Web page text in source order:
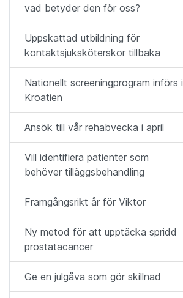
vad betyder den för oss?
Uppskattad utbildning för
kontaktsjuksköterskor tillbaka
Nationellt screeningprogram införs i
Kroatien
Ansök till vår rehabvecka i april
Vill identifiera patienter som
behöver tilläggsbehandling
Framgångsrikt år för Viktor
Ny metod för att upptäcka spridd
prostatacancer
Ge en julgåva som gör skillnad